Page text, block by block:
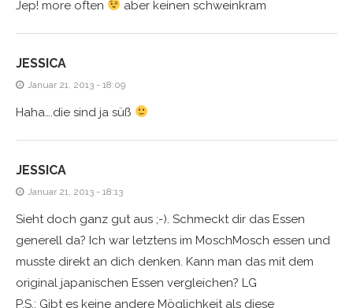
Jep! more often aber keinen schweinkram
JESSICA
Januar 21, 2013 - 18:09
Haha….die sind ja süß
JESSICA
Januar 21, 2013 - 18:13
Sieht doch ganz gut aus ;-). Schmeckt dir das Essen
generell da? Ich war letztens im MoschMosch essen und
musste direkt an dich denken. Kann man das mit dem
original japanischen Essen vergleichen? LG
P.S.: Gibt es keine andere Möglichkeit als diese